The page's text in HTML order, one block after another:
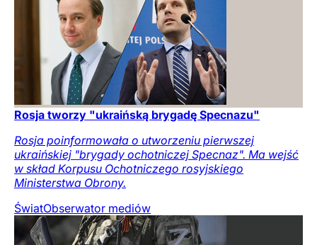
Rosja tworzy "ukraińską brygadę Specnazu"
Rosja poinformowała o utworzeniu pierwszej
ukraińskiej "brygady ochotniczej Specnaz". Ma wejść
w skład Korpusu Ochotniczego rosyjskiego
Ministerstwa Obrony.
ŚwiatObserwator mediów